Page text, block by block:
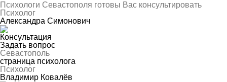
Психологи Севастополя готовы Вас консультировать
Психолог
Александра Симонович
Консультация
Задать вопрос
Севастополь
страница психолога
Психолог
Владимир Ковалёв